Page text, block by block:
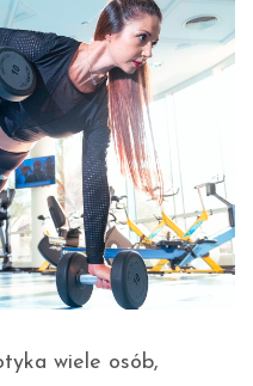
wiele osób,